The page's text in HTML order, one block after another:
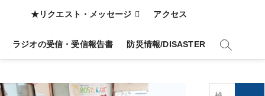
★リクエスト・メッセージ アクセス
ラジオの受信・受信報告書 防災情報/DISASTER